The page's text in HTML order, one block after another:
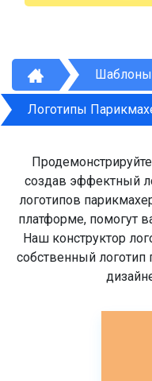
Шаблоны
Логотипы
создав эффектный
логотипов
платформе, помогут
Наш конструктор
собственный логотип